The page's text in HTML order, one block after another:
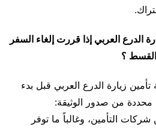
الدرع العربي إذا قررت إلغاء السفر
؟
زيارة الدرع العربي قبل بدء
محددة من صدور الوثيقة:
التأمين، وغالباً ما توفر